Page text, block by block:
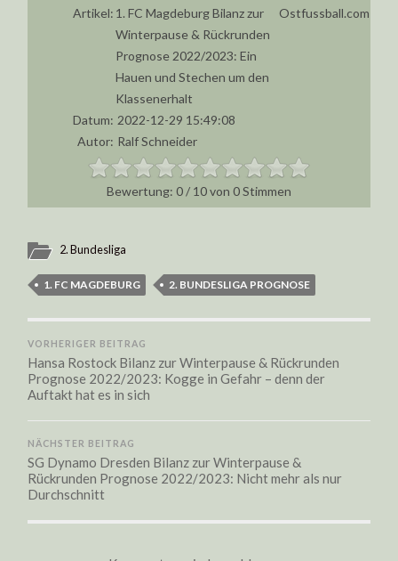
Artikel: 1. FC Magdeburg Bilanz zur
Winterpause & Rückrunden
Prognose 2022/2023: Ein
Hauen und Stechen um den
Klassenerhalt
Ostfussball.com
Datum: 2022-12-29 15:49:08
Autor: Ralf Schneider
0/ 10von 0Stimmen
2. Bundesliga
1. FC MAGDEBURG 2. BUNDESLIGA PROGNOSE
VORHERIGER BEITRAG
Hansa Rostock Bilanz zur Winterpause & Rückrunden
Prognose 2022/2023: Kogge in Gefahr – denn der
Auftakt hat es in sich
NÄCHSTER BEITRAG
SG Dynamo Dresden Bilanz zur Winterpause &
Rückrunden Prognose 2022/2023: Nicht mehr als nur
Durchschnitt